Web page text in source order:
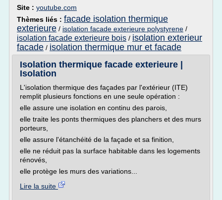
Site : youtube.com
Thèmes liés : facade isolation thermique
exterieure / isolation facade exterieure polystyrene /
isolation facade exterieure bois / isolation exterieur
facade / isolation thermique mur et facade
Isolation thermique facade exterieure |
Isolation
L'isolation thermique des façades par l'extérieur (ITE)
remplit plusieurs fonctions en une seule opération :
elle assure une isolation en continu des parois,
elle traite les ponts thermiques des planchers et des murs
porteurs,
elle assure l'étanchéité de la façade et sa finition,
elle ne réduit pas la surface habitable dans les logements
rénovés,
elle protège les murs des variations...
Lire la suite